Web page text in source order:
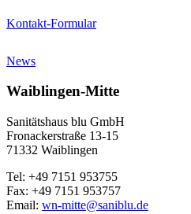
Kontakt-Formular
News
Waiblingen-Mitte
Sanitätshaus blu GmbH
Fronackerstraße 13-15
71332 Waiblingen
Tel: +49 7151 953755
Fax: +49 7151 953757
Email: wn-mitte@saniblu.de